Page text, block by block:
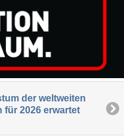
der weltweiten
2026 erwartet